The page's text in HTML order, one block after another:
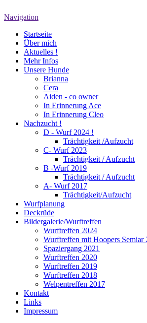
Navigation
Startseite
Über mich
Aktuelles !
Mehr Infos
Unsere Hunde
Brianna
Cera
Aiden - co owner
In Erinnerung Ace
In Erinnerung Cleo
Nachzucht !
D - Wurf 2024 !
Trächtigkeit /Aufzucht
C- Wurf 2023
Trächtigkeit / Aufzucht
B -Wurf 2019
Trächtigkeit / Aufzucht
A- Wurf 2017
Trächtigkeit/Aufzucht
Wurfplanung
Deckrüde
Bildergalerie/Wurftreffen
Wurftreffen 2024
Wurftreffen mit Hoopers Semiar
Spaziergang 2021
Wurftreffen 2020
Wurftreffen 2019
Wurftreffen 2018
Welpentreffen 2017
Kontakt
Links
Impressum